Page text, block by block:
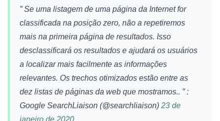
”Se uma listagem de uma página da Internet for
classificada na posição zero, não a repetiremos
mais na primeira página de resultados. Isso
desclassificará os resultados e ajudará os usuários
a localizar mais facilmente as informações
relevantes. Os trechos otimizados estão entre as
dez listas de páginas da web que mostramos.. ” :
Google SearchLiaison (@searchliaison) 23 de
janeiro de 2020.